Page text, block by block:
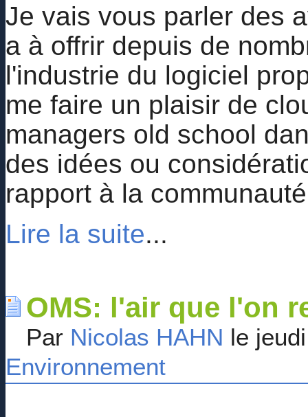
Je vais vous parler des
a à offrir depuis de
l'industrie du logiciel
me faire un plaisir de
managers old school
des idées ou
rapport à la
Lire la suite...
OMS: l'air que l'on
Par Nicolas HAHN le
Environnement